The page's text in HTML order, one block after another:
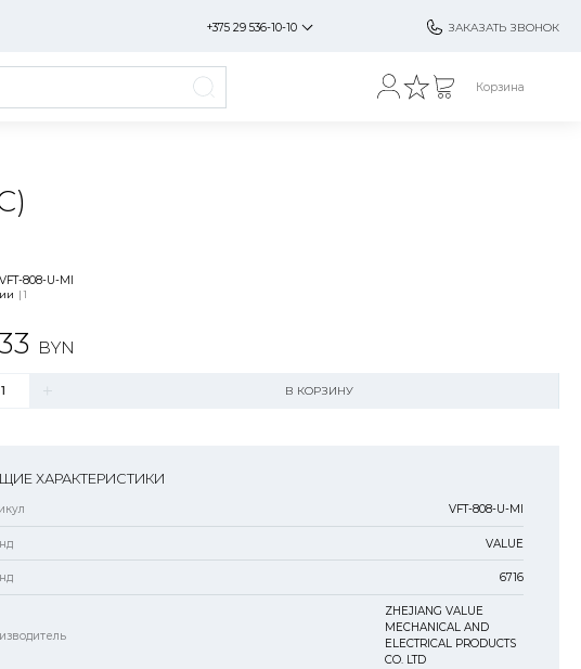
+375 29 536-10-10 ЗАКАЗАТЬ ЗВОНОК
Корзина
VFT-808-U-MI
| 1
BYN
В КОРЗИНУ
ХАРАКТЕРИСТИКИ
VFT-808-U-MI
VALUE
6716
ZHEJIANG VALUE
MECHANICAL AND
ELECTRICAL PRODUCTS
CO. LTD